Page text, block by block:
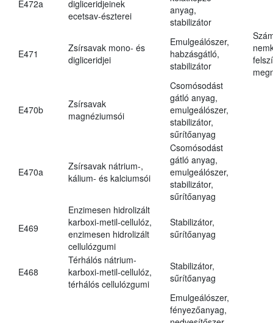
E472a
digliceridjeinek
ecetsav-észterei
anyag,
stabilizátor
E471
Zsírsavak mono- és
digliceridjei
Emulgeálószer,
habzásgátló,
stabilizátor
E470b
Zsírsavak
magnéziumsói
Csomósodást
gátló anyag,
emulgeálószer,
stabilizátor,
sűrítőanyag
E470a
Zsírsavak nátrium-,
kálium- és kalciumsói
Csomósodást
gátló anyag,
emulgeálószer,
stabilizátor,
sűrítőanyag
E469
Enzimesen hidrolizált
karboxi-metil-cellulóz,
enzimesen hidrolizált
cellulózgumi
Stabilizátor,
sűrítőanyag
E468
Térhálós nátrium-
karboxi-metil-cellulóz,
térhálós cellulózgumi
Stabilizátor,
sűrítőanyag
Emulgeálószer,
fényezőanyag,